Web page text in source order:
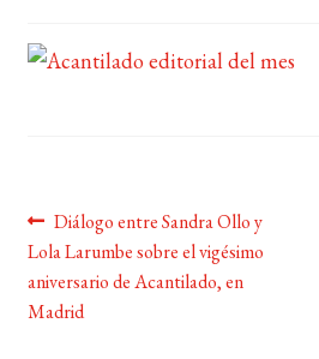
FOREIGN
Navegación
de
entradas
Anterior:
Diálogo entre Sandra Ollo y
Lola Larumbe sobre el vigésimo
aniversario de Acantilado, en
Madrid